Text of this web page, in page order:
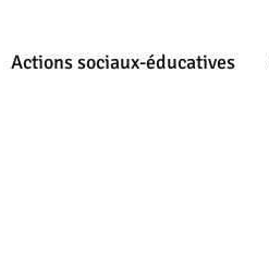
Actions sociaux-éducatives